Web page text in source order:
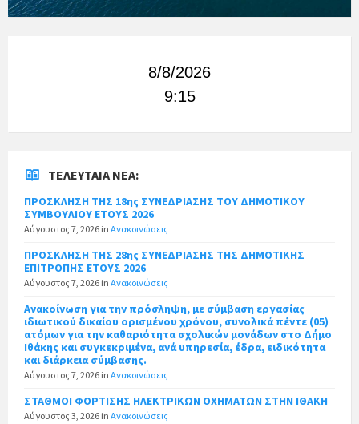
8/8/2026
9:15
ΤΕΛΕΥΤΑΊΑ ΝΈΑ:
ΠΡΟΣΚΛΗΣΗ ΤΗΣ 18ης ΣΥΝΕΔΡΙΑΣΗΣ ΤΟΥ ΔΗΜΟΤΙΚΟΥ
ΣΥΜΒΟΥΛΙΟΥ ΕΤΟΥΣ 2026
Αύγουστος 7, 2026 in Ανακοινώσεις
ΠΡΟΣΚΛΗΣΗ ΤΗΣ 28ης ΣΥΝΕΔΡΙΑΣΗΣ ΤΗΣ ΔΗΜΟΤΙΚΗΣ
ΕΠΙΤΡΟΠΗΣ ΕΤΟΥΣ 2026
Αύγουστος 7, 2026 in Ανακοινώσεις
Ανακοίνωση για την πρόσληψη, με σύμβαση εργασίας
ιδιωτικού δικαίου ορισμένου χρόνου, συνολικά πέντε (05)
ατόμων για την καθαριότητα σχολικών μονάδων στο Δήμο
Ιθάκης και συγκεκριμένα, ανά υπηρεσία, έδρα, ειδικότητα
και διάρκεια σύμβασης.
Αύγουστος 7, 2026 in Ανακοινώσεις
ΣΤΑΘΜΟΙ ΦΟΡΤΙΣΗΣ ΗΛΕΚΤΡΙΚΩΝ ΟΧΗΜΑΤΩΝ ΣΤΗΝ ΙΘΑΚΗ
Αύγουστος 3, 2026 in Ανακοινώσεις